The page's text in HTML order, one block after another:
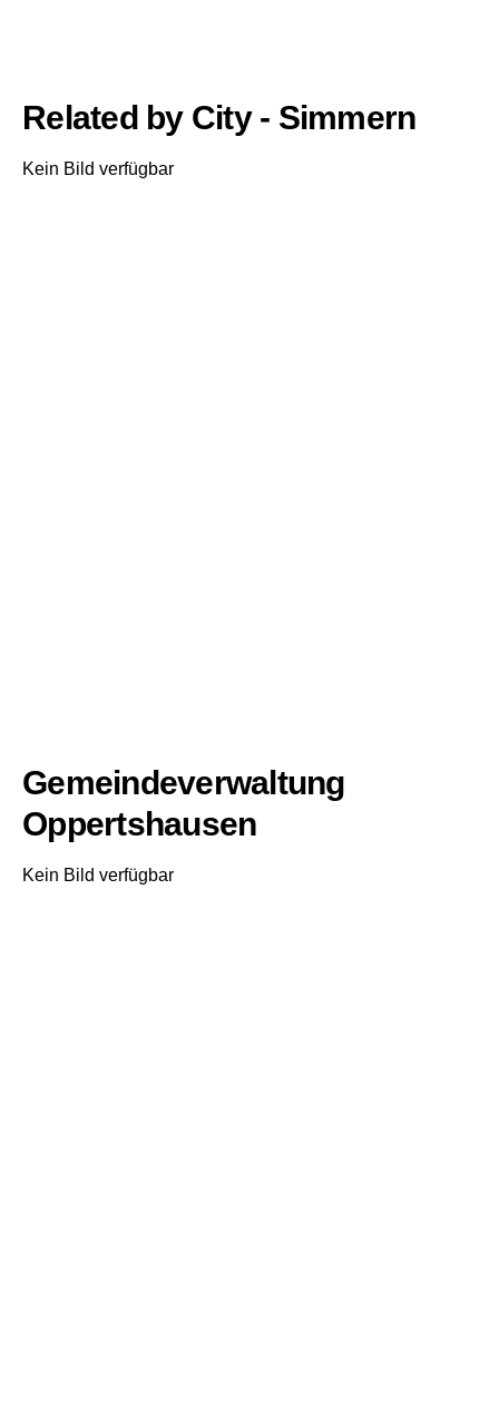
Related by City - Simmern
Kein Bild verfügbar
Gemeindeverwaltung
Oppertshausen
Kein Bild verfügbar